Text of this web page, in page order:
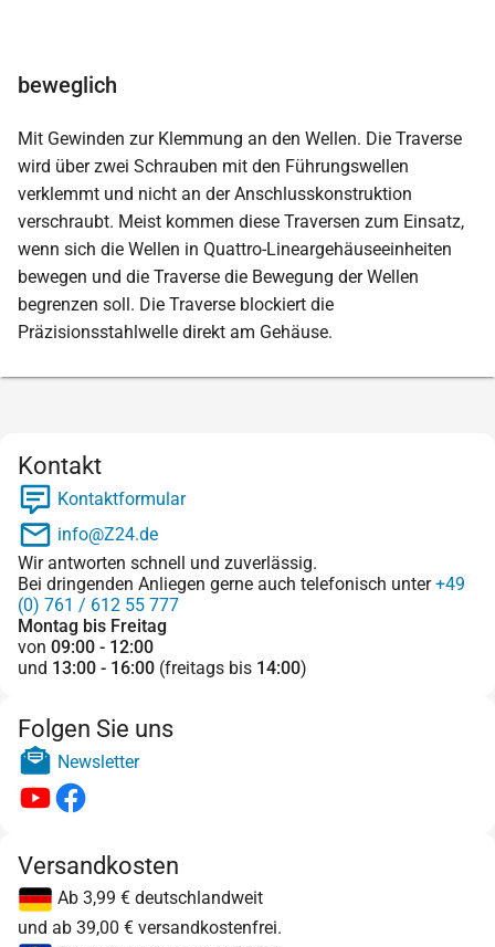
beweglich
Mit Gewinden zur Klemmung an den Wellen. Die Traverse
wird über zwei Schrauben mit den Führungswellen
verklemmt und nicht an der Anschlusskonstruktion
verschraubt. Meist kommen diese Traversen zum Einsatz,
wenn sich die Wellen in Quattro-Lineargehäuseeinheiten
bewegen und die Traverse die Bewegung der Wellen
begrenzen soll. Die Traverse blockiert die
Präzisionsstahlwelle direkt am Gehäuse.
Kontakt
Kontaktformular
info@Z24.de
Wir antworten schnell und zuverlässig.
Bei dringenden Anliegen gerne auch telefonisch unter+49
(0) 761 / 612 55 777
Montag bis Freitag
von 09:00 - 12:00
und 13:00 - 16:00 (freitags bis 14:00)
Folgen Sie uns
Newsletter
Versandkosten
Ab 3,99 € deutschlandweit
und ab 39,00 € versandkostenfrei.